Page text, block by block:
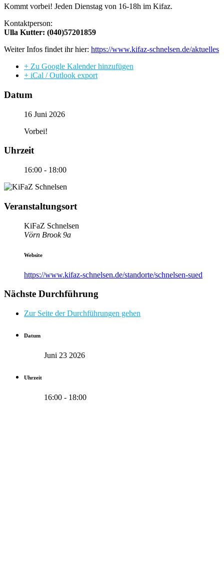
Kommt vorbei! Jeden Dienstag von 16-18h im Kifaz.
Kontaktperson:
Ulla Kutter: (040)57201859
Weiter Infos findet ihr hier: https://www.kifaz-schnelsen.de/aktuelles
+ Zu Google Kalender hinzufügen
+ iCal / Outlook export
Datum
16 Juni 2026
Vorbei!
Uhrzeit
16:00 - 18:00
Veranstaltungsort
KiFaZ Schnelsen
Vörn Brook 9a
Website
https://www.kifaz-schnelsen.de/standorte/schnelsen-sued
Nächste Durchführung
Zur Seite der Durchführungen gehen
Datum
Juni 23 2026
Uhrzeit
16:00 - 18:00